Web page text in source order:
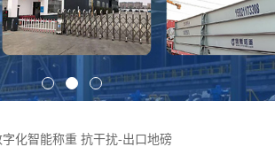
字化智能称重 抗干扰-出口地磅